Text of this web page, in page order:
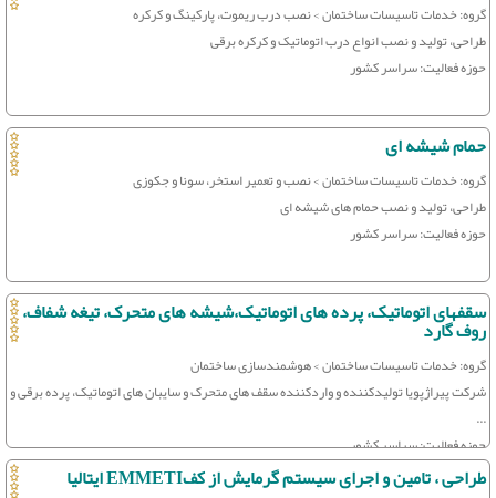
گروه: خدمات تاسیسات ساختمان > نصب درب ریموت، پارکینگ و کرکره
طراحی، تولید و نصب انواع درب اتوماتیک و کرکره برقی
حوزه فعالیت: سراسر کشور
حمام شیشه ای
گروه: خدمات تاسیسات ساختمان > نصب و تعمیر استخر، سونا و جکوزی
طراحی، تولید و نصب حمام های شیشه ای
حوزه فعالیت: سراسر کشور
سقفهای اتوماتیک، پرده های اتوماتیک،شیشه های متحرک، تیغه شفاف،
روف گارد
گروه: خدمات تاسیسات ساختمان > هوشمندسازی ساختمان
شرکت پیراژپویا تولیدکننده و واردکننده سقف های متحرک و سایبان های اتوماتیک، پرده برقی و
...
حوزه فعالیت: سراسر کشور
طراحی ، تامین و اجرای سیستم گرمایش از کفEMMETI ایتالیا